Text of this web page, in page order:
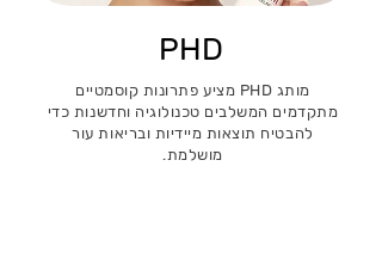
PHD
מותג PHD מציע פתרונות קוסמטיים
מתקדמים המשלבים טכנולוגיה וחדשנות כדי
להבטיח תוצאות מיידיות ובריאות עור
מושלמת.